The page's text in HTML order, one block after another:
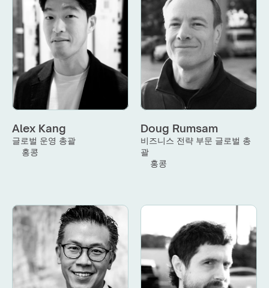
Alex Kang
글로벌 운영 총괄
홍콩
Doug Rumsam
비즈니스 전략 부문 글로벌 총
괄
홍콩